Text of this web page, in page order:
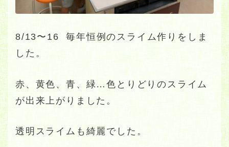
8/13〜16 毎年恒例のスライム作りをしま
した。
赤、黄色、青、緑…色とりどりのスライム
が出来上がりました。
透明スライムも綺麗でした。